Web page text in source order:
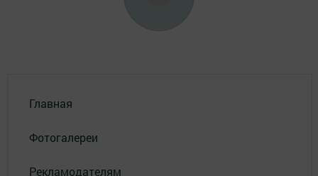
Главная
Фотогалереи
Рекламодателям